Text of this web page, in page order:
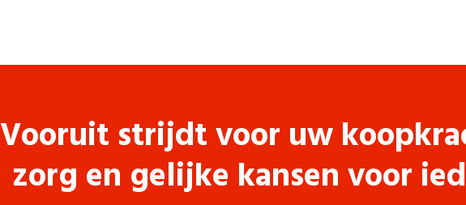
Vooruit strijdt voor uw
zorg en gelijke kansen voor